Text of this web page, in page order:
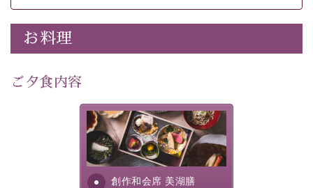
＜プラン注意事項＞ ※必ずお読みください
①客室内の清掃及びベッドメイキングは行いません。お
部屋はお出かけ時の状態のままとさせていただきます。
②タオル交換はご対応いたします。
-----------【安心への取り組み】----------
滞在いただけるよう
30項目以上からなる独自の衛生・消毒プログラムの基、
徹底した衛生管理を行っております。
----------------------------------------------
お料理
ご夕食内容
創作和会席 美湖膳
美湖膳とは諏訪の地で特別を
提供する為に料理長・神原 裕
明が考え出した創作和会席で
す。美しい諏訪湖の幸...